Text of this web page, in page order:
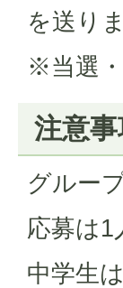
を送り
※当選
注意
グルー
応募は1
中学生